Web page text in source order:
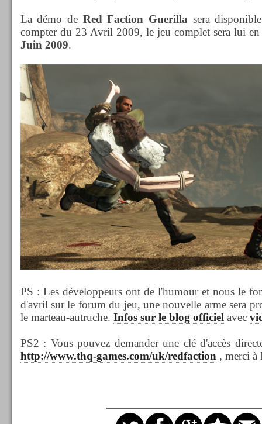
La démo de Red Faction Guerilla sera
compter du 23 Avril 2009, le jeu complet sera lui
Juin 2009.
PS : Les développeurs ont de l'humour et nous le
d'avril sur le forum du jeu, une nouvelle arme sera
le marteau-autruche. Infos sur le blog officiel avec
PS2 : Vous pouvez demander une clé d'accès
http://www.thq-games.com/uk/redfaction , merci à